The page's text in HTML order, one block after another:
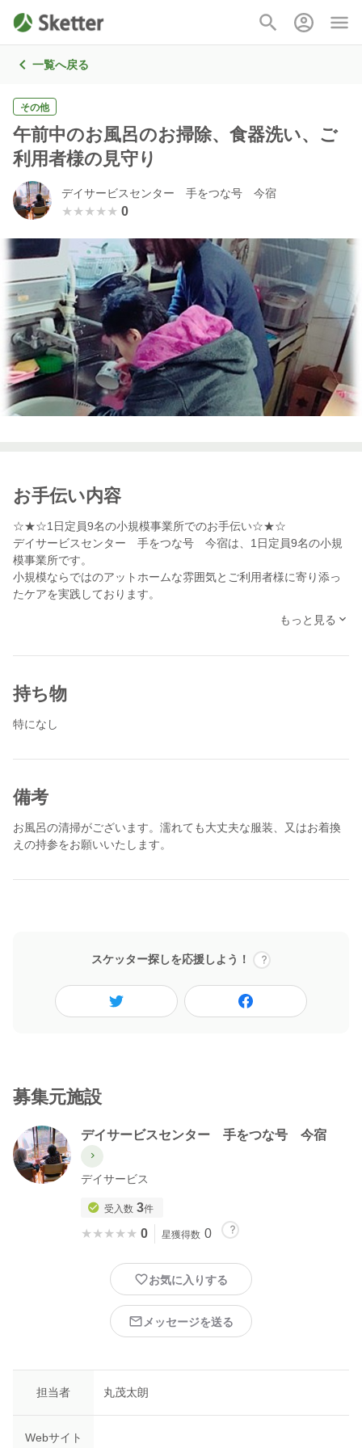
一覧へ戻る
その他
午前中のお風呂のお掃除、食器洗い、ご
利用者様の見守り
デイサービスセンター 手をつな号 今宿
★★★★★
★★★★★ 0
お手伝い内容
☆★☆1日定員9名の小規模事業所でのお手伝い☆★☆
デイサービスセンター 手をつな号 今宿は、1日定員9名の小規
模事業所です。
小規模ならではのアットホームな雰囲気とご利用者様に寄り添っ
たケアを実践しております。
終わりましたら、昼食が終わる頃となりますので、次は食器洗い
⇓
過ごしていただいてお仕事終了です。
※お仕事につきましてご不明なことなどございましたらお気軽に
ぜひ、デイサービスの様子など見学、体験してください。
もっと見る
持ち物
特になし
備考
お風呂の清掃がございます。濡れても大丈夫な服装、又はお着換
えの持参をお願いいたします。
スケッター探しを応援しよう！
募集元施設
デイサービスセンター 手をつな号 今宿
デイサービス
受入数 3件
★★★★★
★★★★★ 0 星獲得数 0
お気に入りする
メッセージを送る
担当者 丸茂太朗
Webサイト